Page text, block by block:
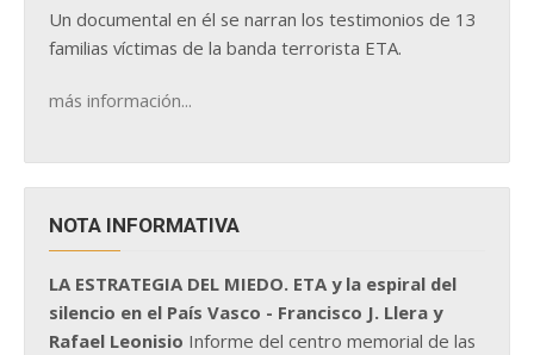
Un documental en él se narran los testimonios de 13
familias víctimas de la banda terrorista ETA.
más información...
NOTA INFORMATIVA
LA ESTRATEGIA DEL MIEDO. ETA y la espiral del
silencio en el País Vasco - Francisco J. Llera y
Rafael Leonisio Informe del centro memorial de las